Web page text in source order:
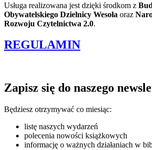
Usługa realizowana jest dzięki środkom z
Obywatelskiego Dzielnicy Wesoła oraz
Rozwoju Czytelnictwa 2.0.
REGULAMIN
Zapisz się do naszego
Będziesz otrzymywać co miesiąc:
listę naszych wydarzeń
polecenia nowości książkowych
informację o ważnych działaniach w